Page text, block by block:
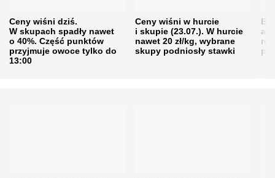
Ceny wiśni dziś.
W skupach spadły nawet
o 40%. Część punktów
przyjmuje owoce tylko do
13:00
Ceny wiśni w hurcie
i skupie (23.07.). W hurcie
nawet 20 zł/kg, wybrane
skupy podniosły stawki